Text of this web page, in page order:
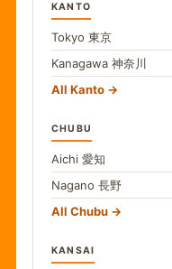
KANTO
Tokyo 東京
Kanagawa 神奈川
All Kanto
CHUBU
Aichi 愛知
Nagano 長野
All Chubu
KANSAI